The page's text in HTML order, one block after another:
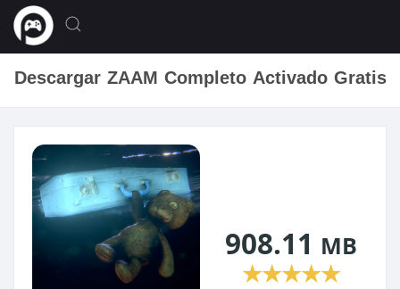
Descargar ZAAM Completo Activado Gratis
908.11 MB
★★★★★